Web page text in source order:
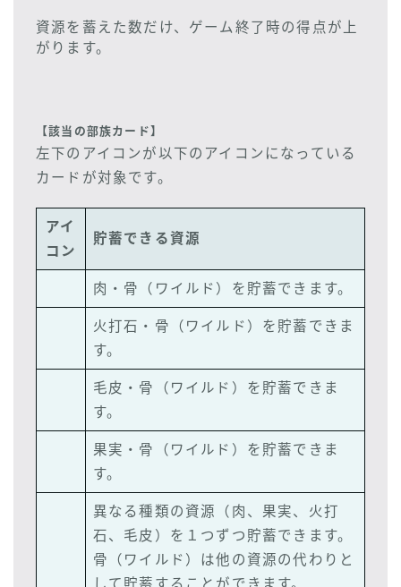
資源を蓄えた数だけ、ゲーム終了時の得点が上
がります。
【該当の部族カード】
左下のアイコンが以下のアイコンになっている
カードが対象です。
アイ
コン
貯蓄できる資源
肉・骨（ワイルド）を貯蓄できます。
火打石・骨（ワイルド）を貯蓄できま
す。
毛皮・骨（ワイルド）を貯蓄できま
す。
果実・骨（ワイルド）を貯蓄できま
す。
異なる種類の資源（肉、果実、火打
石、毛皮）を１つずつ貯蓄できます。
骨（ワイルド）は他の資源の代わりと
して貯蓄することができます。